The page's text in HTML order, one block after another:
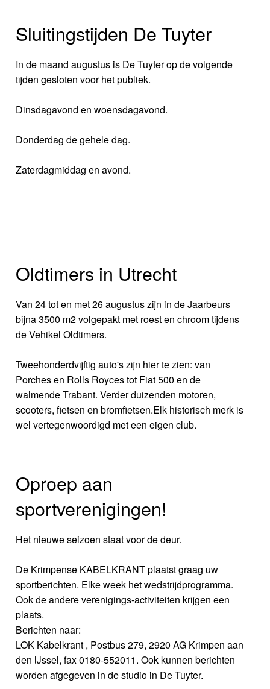
Sluitingstijden De Tuyter
In de maand augustus is De Tuyter op de volgende
tijden gesloten voor het publiek.
Dinsdagavond en woensdagavond.
Donderdag de gehele dag.
Zaterdagmiddag en avond.
Oldtimers in Utrecht
Van 24 tot en met 26 augustus zijn in de Jaarbeurs
bijna 3500 m2 volgepakt met roest en chroom tijdens
de Vehikel Oldtimers.
Tweehonderdvijftig auto's zijn hier te zien: van
Porches en Rolls Royces tot Fiat 500 en de
walmende Trabant. Verder duizenden motoren,
scooters, fietsen en bromfietsen.Elk historisch merk is
wel vertegenwoordigd met een eigen club.
Oproep aan
sportverenigingen!
Het nieuwe seizoen staat voor de deur.
De Krimpense KABELKRANT plaatst graag uw
sportberichten. Elke week het wedstrijdprogramma.
Ook de andere verenigings-activiteiten krijgen een
plaats.
Berichten naar:
LOK Kabelkrant , Postbus 279, 2920 AG Krimpen aan
den IJssel, fax 0180-552011. Ook kunnen berichten
worden afgegeven in de studio in De Tuyter.